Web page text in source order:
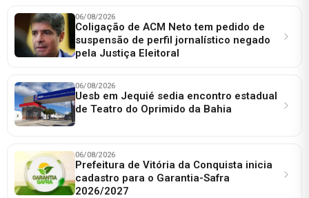
06/08/2026
Coligação de ACM Neto tem pedido de
suspensão de perfil jornalístico negado
pela Justiça Eleitoral
06/08/2026
Uesb em Jequié sedia encontro estadual
de Teatro do Oprimido da Bahia
06/08/2026
Prefeitura de Vitória da Conquista inicia
cadastro para o Garantia-Safra
2026/2027